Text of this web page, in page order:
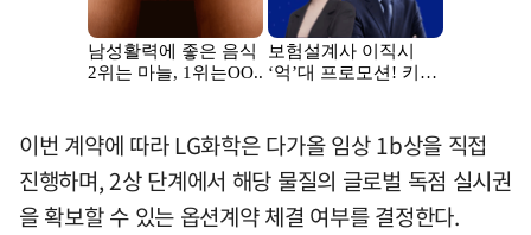
이번 계약에 따라 LG화학은 다가올 임상 1b상을 직접
진행하며, 2상 단계에서 해당 물질의 글로벌 독점 실시권
을 확보할 수 있는 옵션계약 체결 여부를 결정한다.